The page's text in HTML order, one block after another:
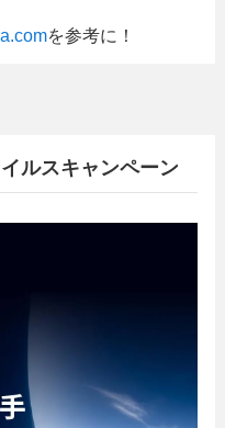
を参考に！
ルスキャンペーン